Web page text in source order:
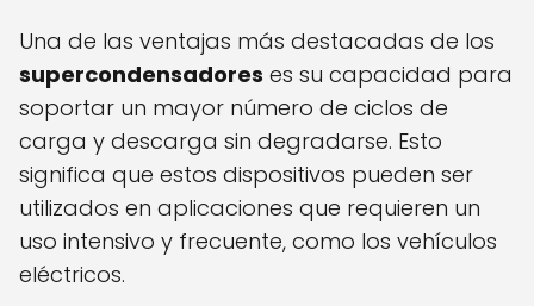
Una de las ventajas más destacadas de los
supercondensadores es su capacidad para
soportar un mayor número de ciclos de
carga y descarga sin degradarse. Esto
significa que estos dispositivos pueden ser
utilizados en aplicaciones que requieren un
uso intensivo y frecuente, como los vehículos
eléctricos.